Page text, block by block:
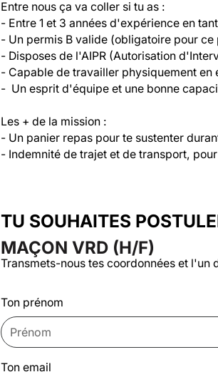
Entre nous ça va coller si tu as :
- Entre 1 et 3 années d'expérience en
- Un permis B valide (obligatoire pour ce
- Disposes de l'AIPR (Autorisation
- Capable de travailler physiquement
-  Un esprit d'équipe et une bonne
Les + de la mission :
- Un panier repas pour te sustenter
- Indemnité de trajet et de transport,
TU SOUHAITES
MAÇON VRD (H/F)
Transmets-nous tes coordonnées et l'un
Ton prénom
Ton email